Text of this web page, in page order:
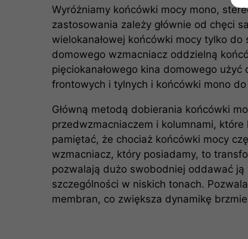
Wyróżniamy końcówki mocy mono,
zastosowania zależy głównie od chęci
wielokanałowej końcówki mocy tylko
domowego wzmacniacz oddzielną
pięciokanałowego kina domowego
frontowych i tylnych i końcówki mono do
Główną metodą dobierania końcówki
przedwzmacniaczem i kolumnami,
pamiętać, że chociaż końcówki mocy
wzmacniacz, który posiadamy, to
pozwalają dużo swobodniej oddawać ją
szczególności w niskich tonach.
membran, co zwiększa dynamikę